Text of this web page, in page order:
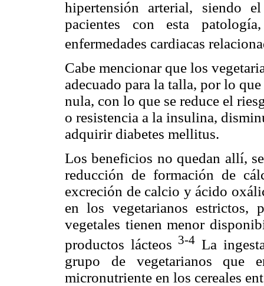
hipertensión arterial, siendo
pacientes con esta
enfermedades cardiacas
Cabe mencionar que los
adecuado para la talla, por lo
nula, con lo que se reduce el
o resistencia a la insulina,
adquirir diabetes mellitus.
Los beneficios no quedan allí,
reducción de formación de
excreción de calcio y ácido
en los vegetarianos estrictos,
vegetales tienen menor
productos lácteos 3-4 La
grupo de vegetarianos que
micronutriente en los cereales